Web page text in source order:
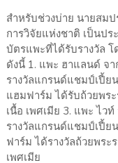
สำหรับช่วงบ่าย นายสม
การวิจัยแห่งชาติ เป็นปร
บัตรแพะที่ได้รับรางวัล
ดังนี้ 1. แพะ ฮาแลนด์ จ
รางวัลแกรนด์แชมป์เปี้ย
แฮมฟาร์ม ได้รับถ้วยพร
เนื้อ เพศเมีย 3. แพะ ไว
รางวัลแกรนด์แชมป์เปี้ย
ฟาร์ม ได้รางวัลถ้วยพร
เพศเมีย